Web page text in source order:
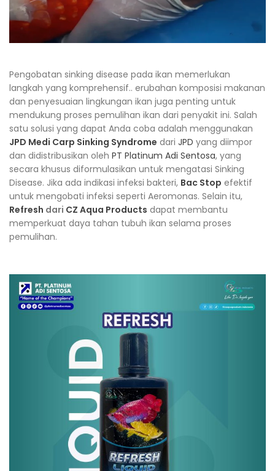
Pengobatan sinking disease pada ikan memerlukan
langkah yang komprehensif.. erubahan komposisi makanan
dan penyesuaian lingkungan ikan juga penting untuk
mendukung proses pemulihan ikan dari penyakit ini. Salah
satu solusi yang dapat Anda coba adalah menggunakan
JPD Medi Carp Sinking Syndrome dari JPD yang diimpor
dan didistribusikan oleh PT Platinum Adi Sentosa, yang
secara khusus diformulasikan untuk mengatasi Sinking
Disease. Jika ada indikasi infeksi bakteri, Bac Stop efektif
untuk mengobati infeksi seperti Aeromonas. Selain itu,
Refresh dari CZ Aqua Products dapat membantu
memperkuat daya tahan tubuh ikan selama proses
pemulihan.